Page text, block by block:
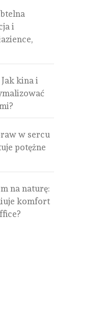
i
kina i
w sercu
potężne
na naturę:
komfort